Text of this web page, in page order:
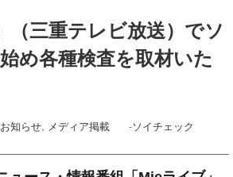
（三重テレビ放送）でソ
め各種検査を取材いた
お知らせ, メディア掲載 -ソイチェック